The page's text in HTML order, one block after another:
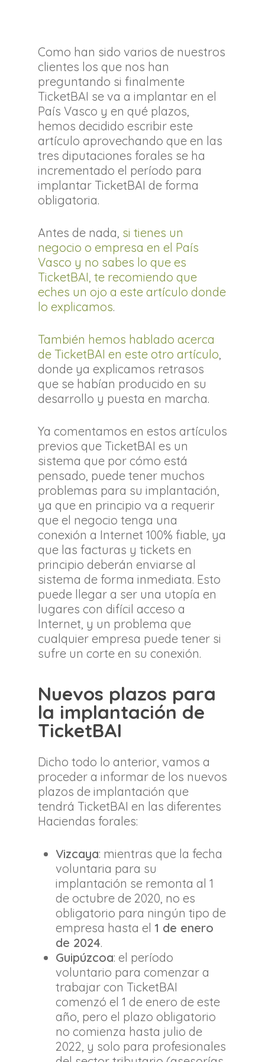
Como han sido varios de nuestros
clientes los que nos han
preguntando si finalmente
TicketBAI se va a implantar en el
País Vasco y en qué plazos,
hemos decidido escribir este
artículo aprovechando que en las
tres diputaciones forales se ha
incrementado el período para
implantar TicketBAI de forma
obligatoria.
Antes de nada, si tienes un
negocio o empresa en el País
Vasco y no sabes lo que es
TicketBAI, te recomiendo que
eches un ojo a este artículo donde
lo explicamos.
También hemos hablado acerca
de TicketBAI en este otro artículo,
donde ya explicamos retrasos
que se habían producido en su
desarrollo y puesta en marcha.
Ya comentamos en estos artículos
previos que TicketBAI es un
sistema que por cómo está
pensado, puede tener muchos
problemas para su implantación,
ya que en principio va a requerir
que el negocio tenga una
conexión a Internet 100% fiable, ya
que las facturas y tickets en
principio deberán enviarse al
sistema de forma inmediata. Esto
puede llegar a ser una utopía en
lugares con difícil acceso a
Internet, y un problema que
cualquier empresa puede tener si
sufre un corte en su conexión.
Nuevos plazos para
la implantación de
TicketBAI
Dicho todo lo anterior, vamos a
proceder a informar de los nuevos
plazos de implantación que
tendrá TicketBAI en las diferentes
Haciendas forales:
Vizcaya: mientras que la fecha
voluntaria para su
implantación se remonta al 1
de octubre de 2020, no es
obligatorio para ningún tipo de
empresa hasta el 1 de enero
de 2024.
Guipúzcoa: el período
voluntario para comenzar a
trabajar con TicketBAI
comenzó el 1 de enero de este
año, pero el plazo obligatorio
no comienza hasta julio de
2022, y solo para profesionales